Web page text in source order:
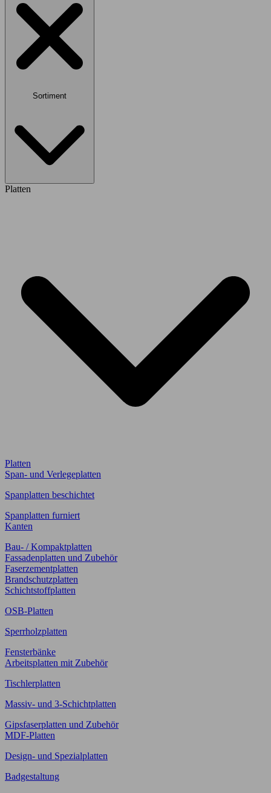
Sortiment
Platten
Platten
Span- und Verlegeplatten
Spanplatten beschichtet
Spanplatten furniert
Kanten
Bau- / Kompaktplatten
Fassadenplatten und Zubehör
Faserzementplatten
Brandschutzplatten
Schichtstoffplatten
OSB-Platten
Sperrholzplatten
Fensterbänke
Arbeitsplatten mit Zubehör
Tischlerplatten
Massiv- und 3-Schichtplatten
Gipsfaserplatten und Zubehör
MDF-Platten
Design- und Spezialplatten
Badgestaltung